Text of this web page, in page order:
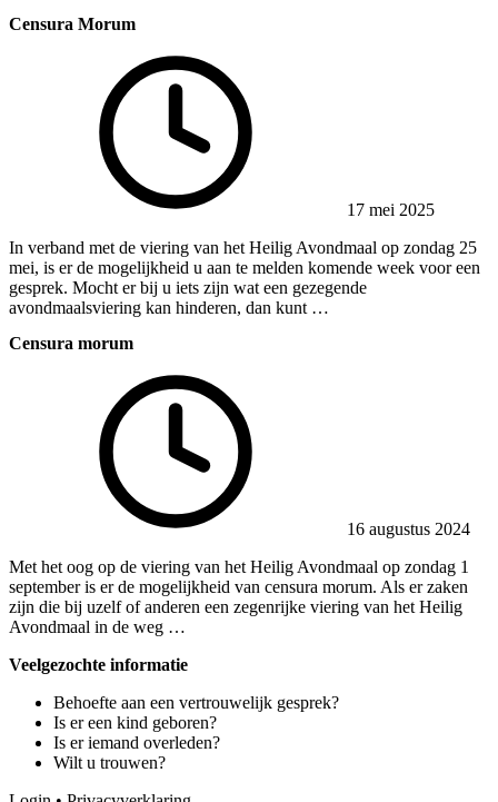
Censura Morum
17 mei 2025
In verband met de viering van het Heilig Avondmaal op zondag 25
mei, is er de mogelijkheid u aan te melden komende week voor een
gesprek. Mocht er bij u iets zijn wat een gezegende
avondmaalsviering kan hinderen, dan kunt …
Censura morum
16 augustus 2024
Met het oog op de viering van het Heilig Avondmaal op zondag 1
september is er de mogelijkheid van censura morum. Als er zaken
zijn die bij uzelf of anderen een zegenrijke viering van het Heilig
Avondmaal in de weg …
Veelgezochte informatie
Behoefte aan een vertrouwelijk gesprek?
Is er een kind geboren?
Is er iemand overleden?
Wilt u trouwen?